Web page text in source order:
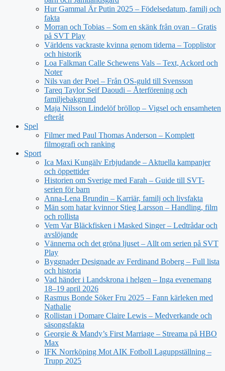
Hur Gammal Är Putin 2025 – Födelsedatum, familj och
fakta
Morran och Tobias – Som en skänk från ovan – Gratis
på SVT Play
Världens vackraste kvinna genom tiderna – Topplistor
och historik
Loa Falkman Calle Schewens Vals – Text, Ackord och
Noter
Nils van der Poel – Från OS-guld till Svensson
Tareq Taylor Seif Daoudi – Återförening och
familjebakgrund
Maja Nilsson Lindelöf bröllop – Vigsel och ensamheten
efteråt
Spel
Filmer med Paul Thomas Anderson – Komplett
filmografi och ranking
Sport
Ica Maxi Kungälv Erbjudande – Aktuella kampanjer
och öppettider
Historien om Sverige med Farah – Guide till SVT-
serien för barn
Anna-Lena Brundin – Karriär, familj och livsfakta
Män som hatar kvinnor Stieg Larsson – Handling, film
och rollista
Vem Var Bläckfisken i Masked Singer – Ledtrådar och
avslöjande
Vännerna och det gröna ljuset – Allt om serien på SVT
Play
Byggnader Designade av Ferdinand Boberg – Full lista
och historia
Vad händer i Landskrona i helgen – Inga evenemang
18–19 april 2026
Rasmus Bonde Söker Fru 2025 – Fann kärleken med
Nathalie
Rollistan i Domare Claire Lewis – Medverkande och
säsongsfakta
Georgie & Mandy’s First Marriage – Streama på HBO
Max
IFK Norrköping Mot AIK Fotboll Laguppställning –
Trupp 2025